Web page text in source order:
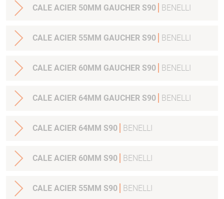
CALE ACIER 50MM GAUCHER S90 BENELLI
CALE ACIER 55MM GAUCHER S90 BENELLI
CALE ACIER 60MM GAUCHER S90 BENELLI
CALE ACIER 64MM GAUCHER S90 BENELLI
CALE ACIER 64MM S90 BENELLI
CALE ACIER 60MM S90 BENELLI
CALE ACIER 55MM S90 BENELLI